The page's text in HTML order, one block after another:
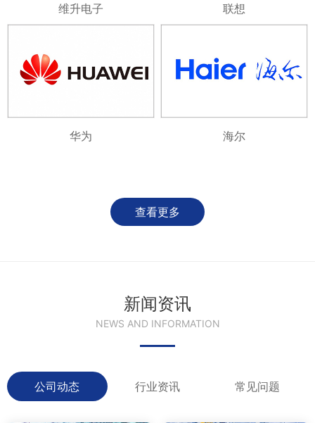
维升电子 联想
华为 海尔
查看更多
新闻资讯
NEWS AND INFORMATION
公司动态 行业资讯 常见问题